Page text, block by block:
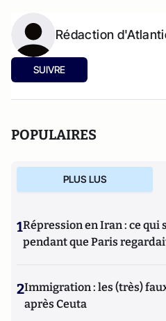
Rédaction
SUIVRE
POPULAIRES
PLUS LUS
1Répression en Iran : ce qui
pendant que Paris
2Immigration : les (très)
après Ceuta